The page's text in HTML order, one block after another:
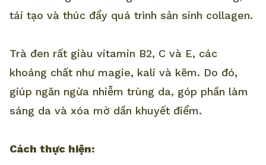
tái tạo và thúc đẩy quá trình sản sinh collagen.
Trà đen rất giàu vitamin B2, C và E, các
khoáng chất như magie, kali và kẽm. Do đó,
giúp ngăn ngừa nhiễm trùng da, góp phần làm
sáng da và xóa mờ dần khuyết điểm.
Cách thực hiện: